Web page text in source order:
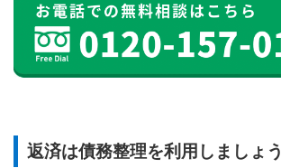
返済は債務整理を利用しましょう